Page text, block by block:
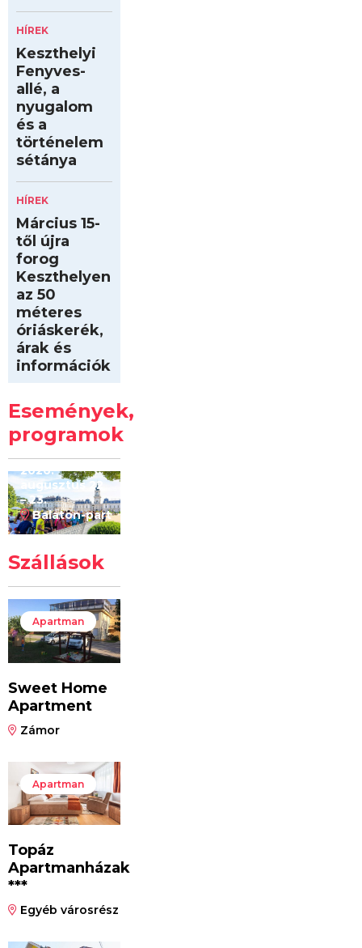
HÍREK
Keszthelyi
Fenyves-
allé, a
nyugalom
és a
történelem
sétánya
HÍREK
Március 15-
től újra
forog
Keszthelyen
az 50
méteres
óriáskerék,
árak és
információk
Események,
programok
Kilóméterek
2026
2026.
augusztus 22
– 23.
Balaton-part
Szállások
Apartman
Sweet Home
Apartment
Zámor
Apartman
Topáz
Apartmanházak
***
Egyéb városrész